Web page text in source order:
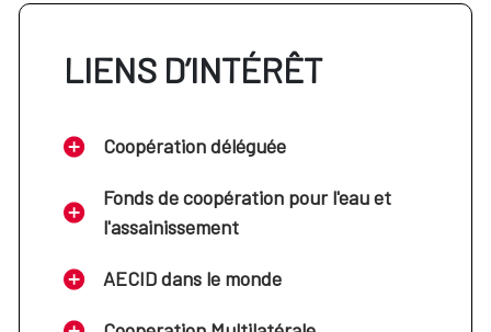
LIENS D’INTÉRÊT
Coopération déléguée
Fonds de coopération pour l'eau et
l'assainissement
AECID dans le monde